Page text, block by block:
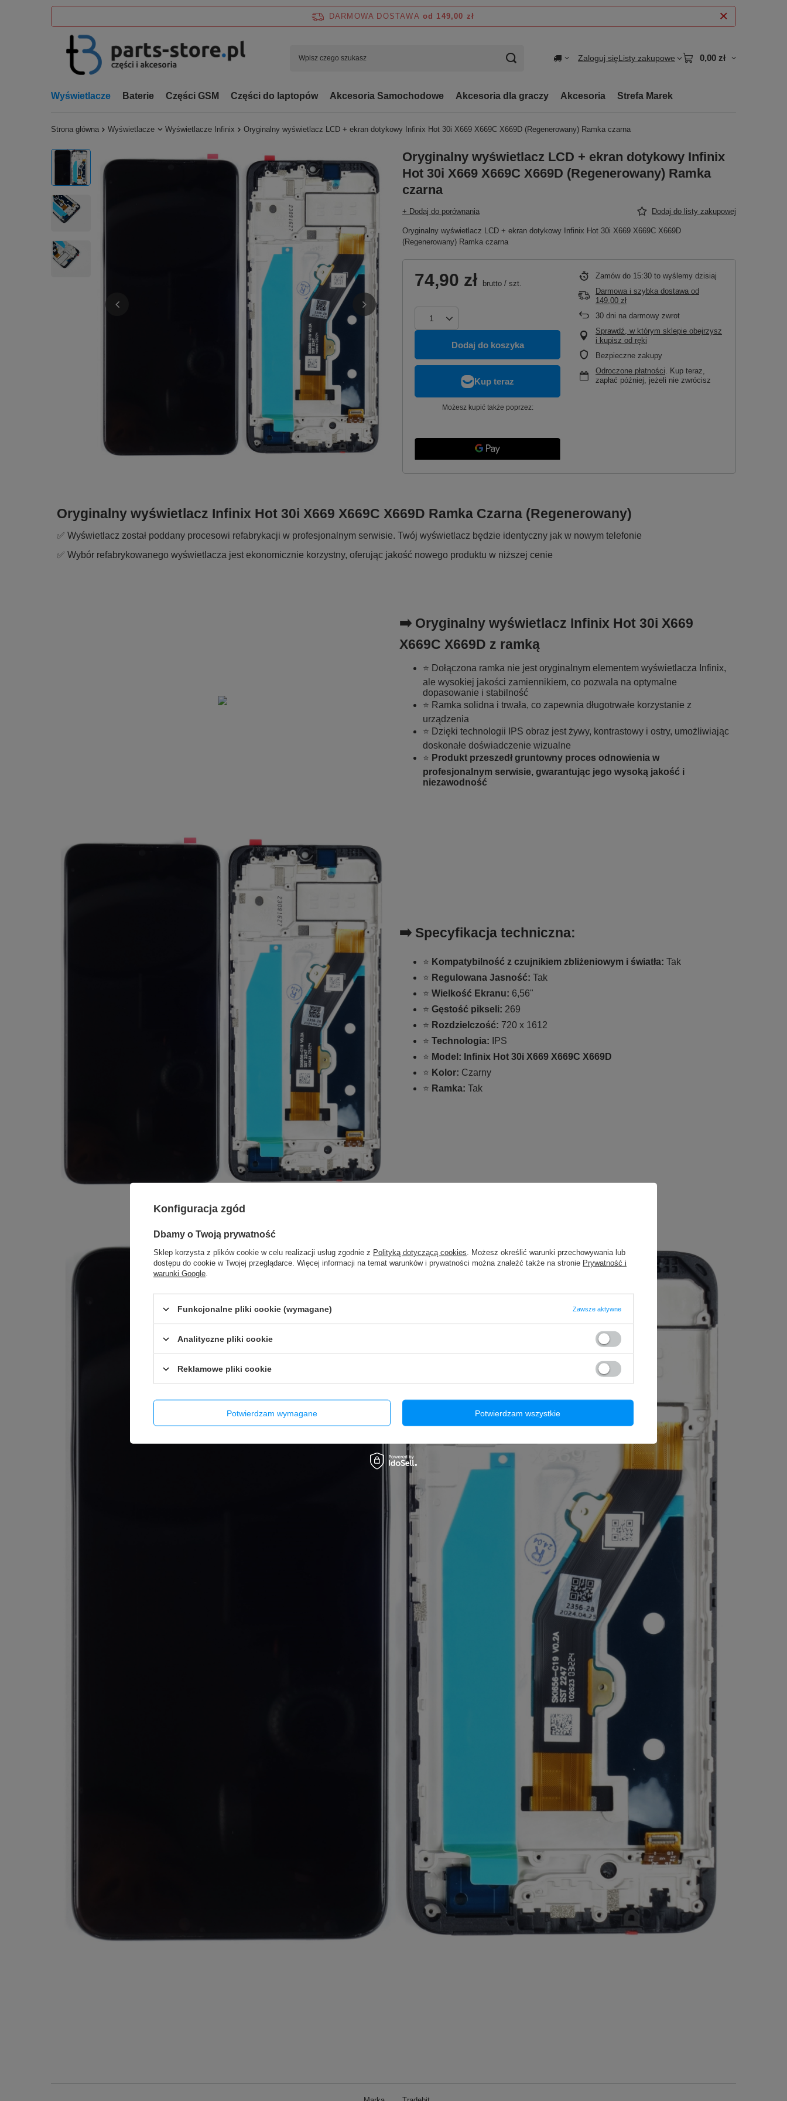
DARMOWA DOSTAWA od 149,00 zł
Zaloguj sięListy zakupowe 0,00 zł
Wyświetlacze Baterie Części GSM Części do laptopów Akcesoria Samochodowe Akcesoria dla graczy Akcesoria Strefa Marek
Strona główna Wyświetlacze Wyświetlacze Infinix Oryginalny wyświetlacz LCD + ekran dotykowy Infinix Hot 30i X669 X669C X669D (Regenerowany) Ramka czarna
Oryginalny wyświetlacz LCD + ekran dotykowy Infinix
Hot 30i X669 X669C X669D (Regenerowany) Ramka
czarna
+ Dodaj do porównania Dodaj do listy zakupowej
Oryginalny wyświetlacz LCD + ekran dotykowy Infinix Hot 30i X669 X669C X669D
(Regenerowany) Ramka czarna
74,90 zł brutto / szt.
Dodaj do koszyka
Możesz kupić także poprzez:
Zamów do 15:30 to wyślemy dzisiaj
Darmowa i szybka dostawa od
149,00 zł
30 dni na darmowy zwrot
Sprawdź, w którym sklepie obejrzysz
i kupisz od ręki
Bezpieczne zakupy
Odroczone płatności. Kup teraz,
zapłać później, jeżeli nie zwrócisz
Oryginalny wyświetlacz Infinix Hot 30i X669 X669C X669D Ramka Czarna (Regenerowany)
✅ Wyświetlacz został poddany procesowi refabrykacji w profesjonalnym serwisie. Twój wyświetlacz będzie identyczny jak w nowym telefonie
✅ Wybór refabrykowanego wyświetlacza jest ekonomicznie korzystny, oferując jakość nowego produktu w niższej cenie
➡️ Oryginalny wyświetlacz Infinix Hot 30i X669
X669C X669D z ramką
⭐ Dołączona ramka nie jest oryginalnym elementem wyświetlacza Infinix,
ale wysokiej jakości zamiennikiem, co pozwala na optymalne
dopasowanie i stabilność
⭐ Ramka solidna i trwała, co zapewnia długotrwałe korzystanie z
urządzenia
⭐ Dzięki technologii IPS obraz jest żywy, kontrastowy i ostry, umożliwiając
doskonałe doświadczenie wizualne
⭐ Produkt przeszedł gruntowny proces odnowienia w
profesjonalnym serwisie, gwarantując jego wysoką jakość i
niezawodność
➡️ Specyfikacja techniczna:
⭐ Kompatybilność z czujnikiem zbliżeniowym i światła: Tak
⭐ Regulowana Jasność: Tak
⭐ Wielkość Ekranu: 6,56"
⭐ Gęstość pikseli: 269
⭐ Rozdzielczość: 720 x 1612
⭐ Technologia: IPS
⭐ Model: Infinix Hot 30i X669 X669C X669D
⭐ Kolor: Czarny
⭐ Ramka: Tak
Konfiguracja zgód
Dbamy o Twoją prywatność
Sklep korzysta z plików cookie w celu realizacji usług zgodnie z Polityką dotyczącą cookies . Możesz określić warunki przechowywania lub
dostępu do cookie w Twojej przeglądarce. Więcej informacji na temat warunków i prywatności można znaleźć także na stronie Prywatność i
warunki Google
Funkcjonalne pliki cookie (wymagane) Zawsze aktywne
Analityczne pliki cookie
Reklamowe pliki cookie
Potwierdzam wymagane Potwierdzam wszystkie